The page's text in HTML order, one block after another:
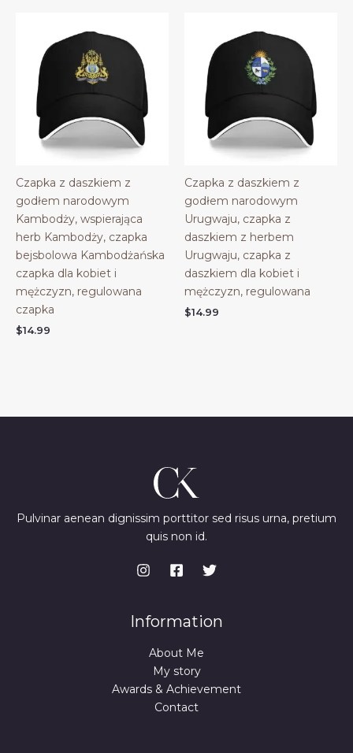
Czapka z daszkiem z
godłem narodowym
Kambodży, wspierająca
herb Kambodży, czapka
bejsbolowa Kambodżańska
czapka dla kobiet i
mężczyzn, regulowana
czapka
$14.99
Czapka z daszkiem z
godłem narodowym
Urugwaju, czapka z
daszkiem z herbem
Urugwaju, czapka z
daszkiem dla kobiet i
mężczyzn, regulowana
$14.99
Pulvinar aenean dignissim porttitor sed risus urna, pretium
quis non id.
Information
About Me
My story
Awards & Achievement
Contact